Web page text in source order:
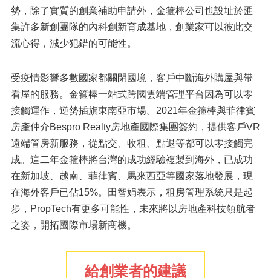
勢，除了實質的創業補助申請外，金箍棒公司也設址於匯
集許多新創團隊的內科創新育成基地，創業家可以彼此交
流心得，減少犯錯的可能性。
受疫情影響多數國家都關閉國境，客戶中斷海外購屋與帶
看屋的服務。金箍棒一站式跨國雲端管理平台因為可以零
接觸運作，逆勢插旗東南亞市場。2021年金箍棒與菲律賓
房產仲介Bespro Realty房地產國際集團簽約，提供客戶VR
遠端管房新服務，從點交、收租、點退等都可以零接觸完
成。這二年金箍棒將台灣的成功經驗複製到海外，已成功
在新加坡、越南、菲律賓、馬來西亞等國家落地發展，現
在海外客戶已佔15%。田智娟表示，租房管理系統只是起
步，PropTech有更多可能性，未來將以房地產科技領航者
之姿，開拓國際市場新商機。
給創業者的建議